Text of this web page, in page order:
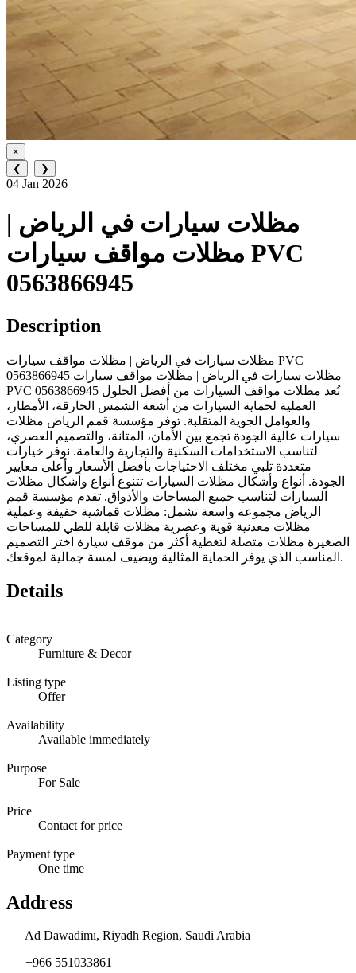
×
❮
❯
04 Jan 2026
مظلات سيارات في الرياض |
مظلات مواقف سيارات PVC
0563866945
Description
مظلات سيارات في الرياض | مظلات مواقف سيارات PVC
0563866945 مظلات سيارات في الرياض | مظلات مواقف سيارات
PVC 0563866945 تُعد مظلات مواقف السيارات من أفضل الحلول
العملية لحماية السيارات من أشعة الشمس الحارقة، الأمطار،
والعوامل الجوية المتقلبة. توفر مؤسسة قمم الرياض مظلات
سيارات عالية الجودة تجمع بين الأمان، المتانة، والتصميم العصري،
لتناسب الاستخدامات السكنية والتجارية والعامة. نوفر خيارات
متعددة تلبي مختلف الاحتياجات بأفضل الأسعار وأعلى معايير
الجودة. أنواع وأشكال مظلات السيارات تتنوع أنواع وأشكال مظلات
السيارات لتناسب جميع المساحات والأذواق. تقدم مؤسسة قمم
الرياض مجموعة واسعة تشمل: مظلات قماشية خفيفة وعملية
مظلات معدنية قوية وعصرية مظلات قابلة للطي للمساحات
الصغيرة مظلات متصلة لتغطية أكثر من موقف سيارة اختر التصميم
المناسب الذي يوفر الحماية المثالية ويضيف لمسة جمالية لموقعك.
Details
Category
Furniture & Decor
Listing type
Offer
Availability
Available immediately
Purpose
For Sale
Price
Contact for price
Payment type
One time
Address
Ad Dawādimī, Riyadh Region, Saudi Arabia
+966 551033861